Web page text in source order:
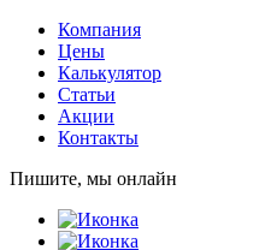
Компания
Цены
Калькулятор
Статьи
Акции
Контакты
Пишите, мы онлайн